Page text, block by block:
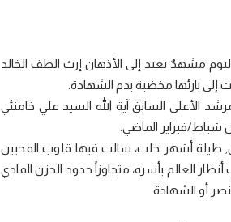
مشهدٌ يعيد إلى الأذهان إرث الطف الخالد
إلى بارئها مخضبة بدم الشهادة.
الأعلى السابق آية الله السيد علي خامنئي
شباط/فبراير الماضي.
طيلة أشهر خلت، سالت فيها قلوب المحبين
العالم بأسره، متجاوزاً حدود الحزن المادي
أو الشهادة.